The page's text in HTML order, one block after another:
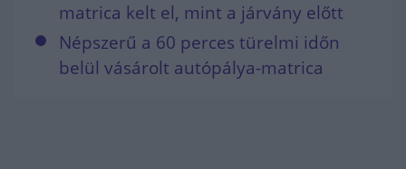
matrica kelt el, mint a járvány előtt
Népszerű a 60 perces türelmi időn
belül vásárolt autópálya-matrica